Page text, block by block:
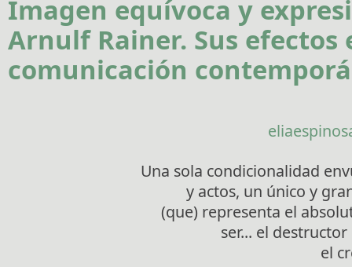
Imagen equívoca y
Arnulf Rainer. Sus efectos
comunicación
Una sola condicionalidad
y actos, un único y
(que) representa el
ser... el
el